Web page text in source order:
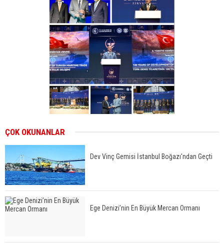
ÇOK OKUNANLAR
Dev Vinç Gemisi İstanbul Boğazı'ndan Geçti
Ege Denizi’nin En Büyük Mercan Ormanı